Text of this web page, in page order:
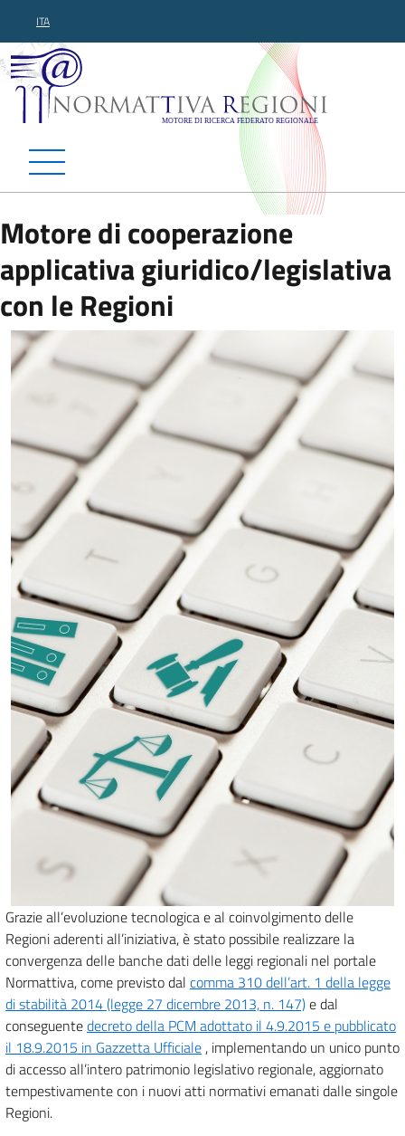
ITA
Normattiva Regioni -
Motore di cooperazione
applicativa giuridico/legislativa
con le Regioni
Grazie all’evoluzione tecnologica e al coinvolgimento delle
Regioni aderenti all’iniziativa, è stato possibile realizzare la
convergenza delle banche dati delle leggi regionali nel portale
Normattiva, come previsto dal comma 310 dell’art. 1 della legge
di stabilità 2014 (legge 27 dicembre 2013, n. 147)e dal
conseguentedecreto della PCM adottato il 4.9.2015 e pubblicato
il 18.9.2015 in Gazzetta Ufficiale , implementando un unico punto
di accesso all’intero patrimonio legislativo regionale, aggiornato
tempestivamente con i nuovi atti normativi emanati dalle singole
Regioni.